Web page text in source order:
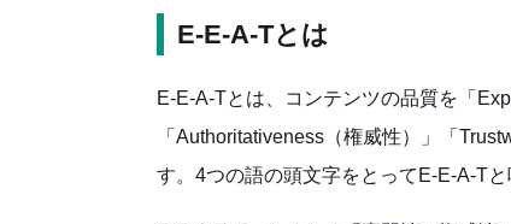
E-E-A-Tとは
E-E-A-Tとは、コンテンツの品質を「
「Authoritativeness（権威性）」「
す。4つの語の頭文字をとってE-E-A-Tと